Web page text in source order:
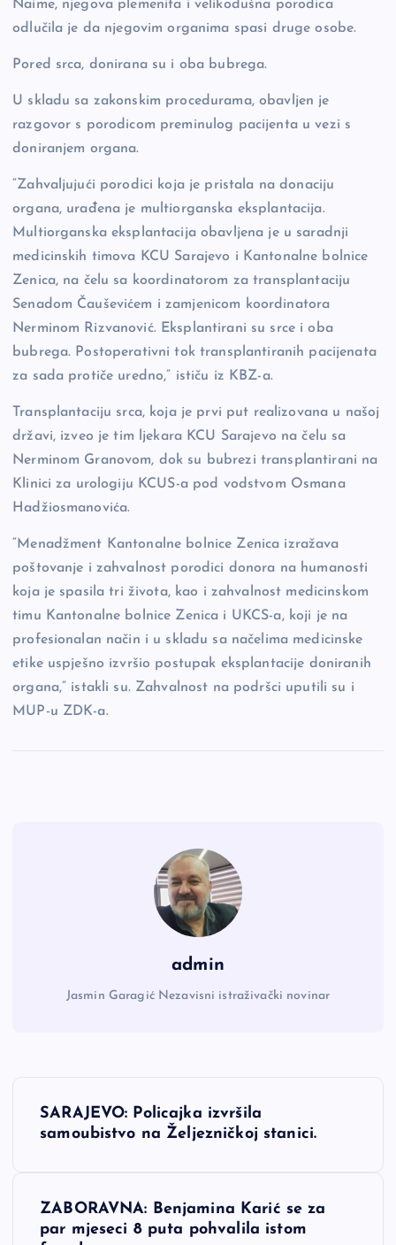
Naime, njegova plemenita i velikodušna porodica
odlučila je da njegovim organima spasi druge osobe.
Pored srca, donirana su i oba bubrega.
U skladu sa zakonskim procedurama, obavljen je
razgovor s porodicom preminulog pacijenta u vezi s
doniranjem organa.
“Zahvaljujući porodici koja je pristala na donaciju
organa, urađena je multiorganska eksplantacija.
Multiorganska eksplantacija obavljena je u saradnji
medicinskih timova KCU Sarajevo i Kantonalne bolnice
Zenica, na čelu sa koordinatorom za transplantaciju
Senadom Čauševićem i zamjenicom koordinatora
Nerminom Rizvanović. Eksplantirani su srce i oba
bubrega. Postoperativni tok transplantiranih pacijenata
za sada protiče uredno,” ističu iz KBZ-a.
Transplantaciju srca, koja je prvi put realizovana u našoj
državi, izveo je tim ljekara KCU Sarajevo na čelu sa
Nerminom Granovom, dok su bubrezi transplantirani na
Klinici za urologiju KCUS-a pod vodstvom Osmana
Hadžiosmanovića.
“Menadžment Kantonalne bolnice Zenica izražava
poštovanje i zahvalnost porodici donora na humanosti
koja je spasila tri života, kao i zahvalnost medicinskom
timu Kantonalne bolnice Zenica i UKCS-a, koji je na
profesionalan način i u skladu sa načelima medicinske
etike uspješno izvršio postupak eksplantacije doniranih
organa,” istakli su. Zahvalnost na podršci uputili su i
MUP-u ZDK-a.
admin
Jasmin Garagić Nezavisni istraživački novinar
NSARAJEVO: Policajka izvršila
samoubistvo na Željezničkoj stanici.
ZABORAVNA: Benjamina Karić se za
par mjeseci 8 puta pohvalila istom